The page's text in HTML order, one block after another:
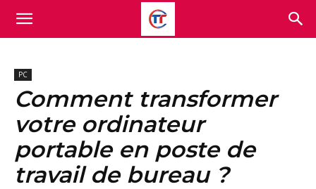
PC
Comment transformer
votre ordinateur
portable en poste de
travail de bureau ?